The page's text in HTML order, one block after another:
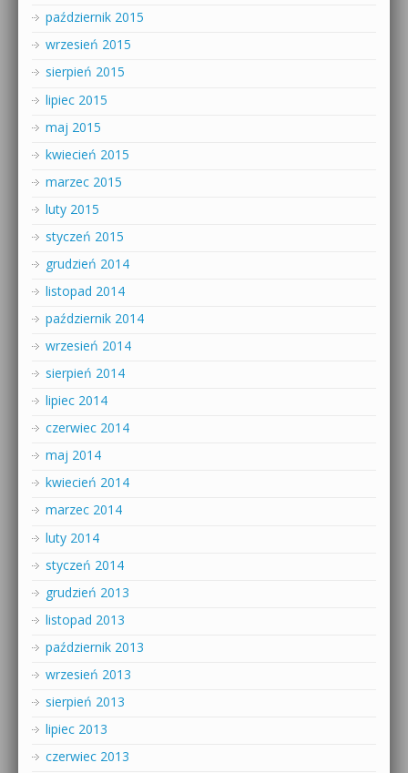
październik 2015
wrzesień 2015
sierpień 2015
lipiec 2015
maj 2015
kwiecień 2015
marzec 2015
luty 2015
styczeń 2015
grudzień 2014
listopad 2014
październik 2014
wrzesień 2014
sierpień 2014
lipiec 2014
czerwiec 2014
maj 2014
kwiecień 2014
marzec 2014
luty 2014
styczeń 2014
grudzień 2013
listopad 2013
październik 2013
wrzesień 2013
sierpień 2013
lipiec 2013
czerwiec 2013